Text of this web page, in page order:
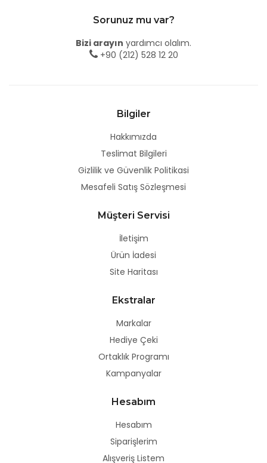
Sorunuz mu var?
Bizi arayın yardımcı olalım.
+90 (212) 528 12 20
Bilgiler
Hakkımızda
Teslimat Bilgileri
Gizlilik ve Güvenlik Politikasi
Mesafeli Satış Sözleşmesi
Müşteri Servisi
İletişim
Ürün İadesi
Site Haritası
Ekstralar
Markalar
Hediye Çeki
Ortaklık Programı
Kampanyalar
Hesabım
Hesabım
Siparişlerim
Alışveriş Listem